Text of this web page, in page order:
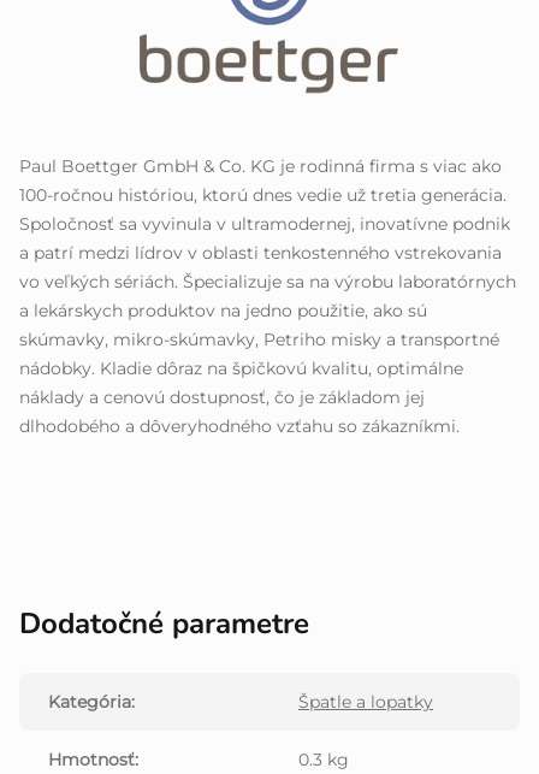
Paul Boettger GmbH & Co. KG je rodinná firma s viac ako
100-ročnou históriou, ktorú dnes vedie už tretia generácia.
Spoločnosť sa vyvinula v ultramodernej, inovatívne podnik
a patrí medzi lídrov v oblasti tenkostenného vstrekovania
vo veľkých sériách. Špecializuje sa na výrobu laboratórnych
a lekárskych produktov na jedno použitie, ako sú
skúmavky, mikro-skúmavky, Petriho misky a transportné
nádobky. Kladie dôraz na špičkovú kvalitu, optimálne
náklady a cenovú dostupnosť, čo je základom jej
dlhodobého a dôveryhodného vzťahu so zákazníkmi.
Dodatočné parametre
Kategória: Špatle a lopatky
Hmotnosť: 0.3 kg